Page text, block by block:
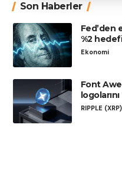
Son Haberler
Fed’den
%2
Ekonomi
Font
RIPPLE (XRP)